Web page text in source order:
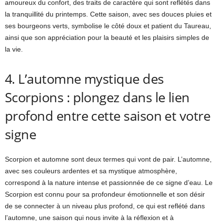
amoureux du confort, des traits de caractère qui sont reflétés dans
la tranquillité du printemps. Cette saison, avec ses douces pluies et
ses bourgeons verts, symbolise le côté doux et patient du Taureau,
ainsi que son appréciation pour la beauté et les plaisirs simples de
la vie.
4. L’automne mystique des
Scorpions : plongez dans le lien
profond entre cette saison et votre
signe
Scorpion et automne sont deux termes qui vont de pair. L’automne,
avec ses couleurs ardentes et sa mystique atmosphère,
correspond à la nature intense et passionnée de ce signe d’eau. Le
Scorpion est connu pour sa profondeur émotionnelle et son désir
de se connecter à un niveau plus profond, ce qui est reflété dans
l’automne, une saison qui nous invite à la réflexion et à